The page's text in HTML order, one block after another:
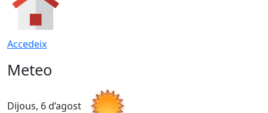
Accedeix
Meteo
Dijous, 6 d’agost